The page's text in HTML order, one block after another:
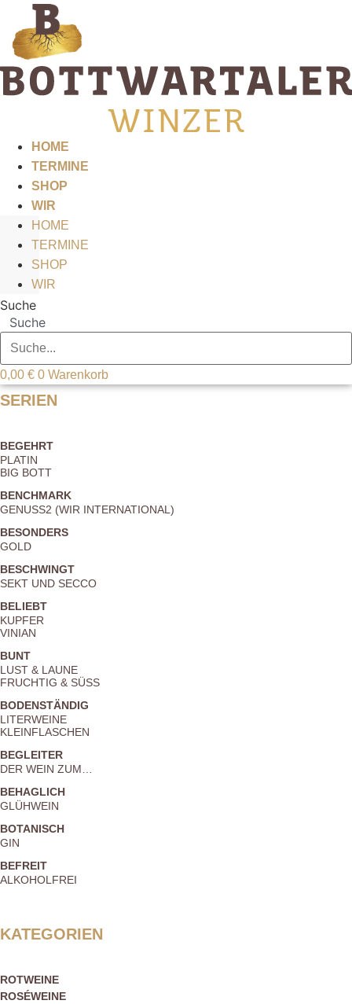
Inhalt
springen
HOME
TERMINE
SHOP
WIR
HOME
TERMINE
SHOP
WIR
Suche
Suche
0,00 € 0 Warenkorb
SERIEN
BEGEHRT
PLATIN
BIG BOTT
BENCHMARK
GENUSS2 (WIR INTERNATIONAL)
BESONDERS
GOLD
BESCHWINGT
SEKT UND SECCO
BELIEBT
KUPFER
VINIAN
BUNT
LUST & LAUNE
FRUCHTIG & SÜSS
BODENSTÄNDIG
LITERWEINE
KLEINFLASCHEN
BEGLEITER
DER WEIN ZUM…
BEHAGLICH
GLÜHWEIN
BOTANISCH
GIN
BEFREIT
ALKOHOLFREI
KATEGORIEN
ROTWEINE
ROSÉWEINE